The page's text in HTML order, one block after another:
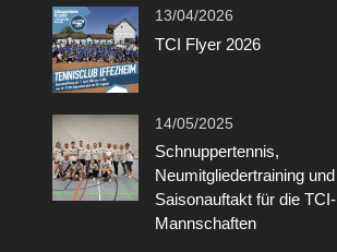
13/04/2026
TCI Flyer 2026
14/05/2025
Schnuppertennis,
Neumitgliedertraining und
Saisonauftakt für die TCI-
Mannschaften